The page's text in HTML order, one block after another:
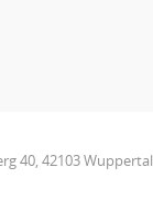
40, 42103 Wuppertal